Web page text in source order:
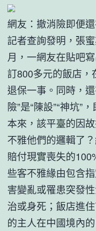
網友：撤消險即便
記者查詢發明，張
月，一網友在貼吧
訂800多元的飯店
退保一事。同時，
險”是“陳設”“神坑”
本來，該平臺的因
不雅他們的邏輯了
賠付現實喪失的
些客不雅緣由包含
害變亂或罹患突發
治或身死；飯店進
的主人在中國境內